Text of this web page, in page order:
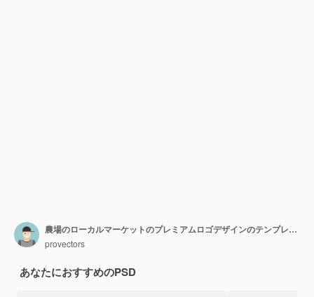
農場のローカルマーケットのプレミアムロゴデザインのテンプレート 交差した軸の雄牛
provectors
あなたにおすすめのPSD